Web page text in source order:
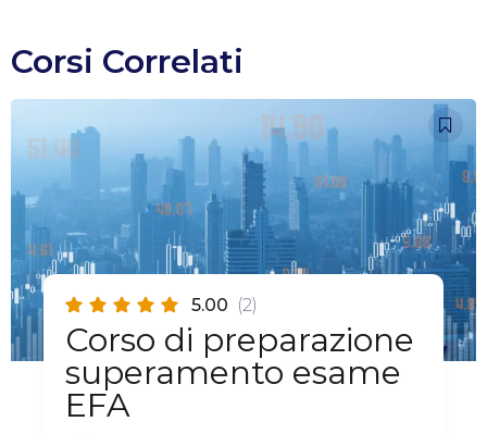
Corsi Correlati
5.00 (2)
Corso di preparazione
superamento esame
EFA